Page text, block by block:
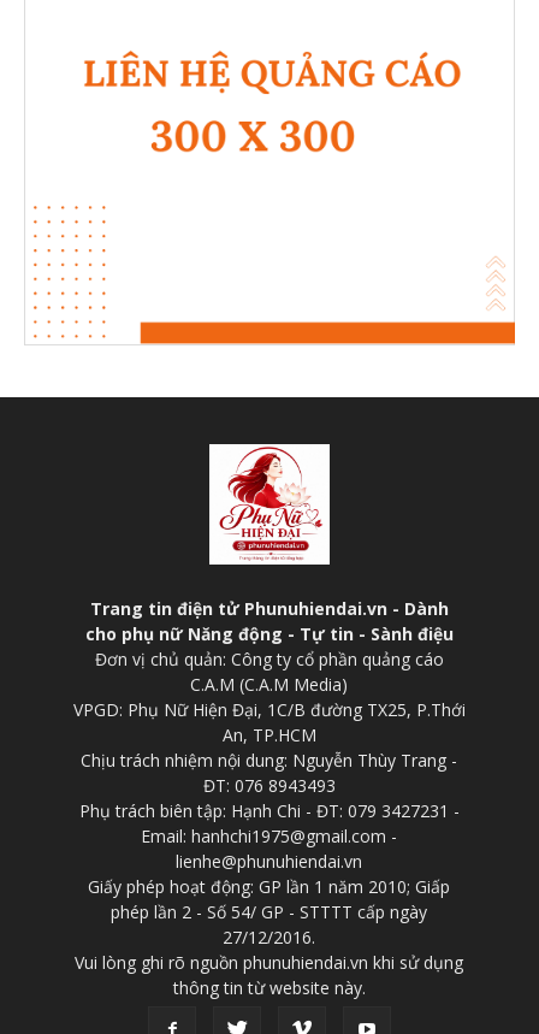
Trang tin điện tử Phunuhiendai.vn - Dành
cho phụ nữ Năng động - Tự tin - Sành điệu
Đơn vị chủ quản: Công ty cổ phần quảng cáo
C.A.M (C.A.M Media)
VPGD: Phụ Nữ Hiện Đại, 1C/B đường TX25, P.Thới
An, TP.HCM
Chịu trách nhiệm nội dung: Nguyễn Thùy Trang -
ĐT: 076 8943493
Phụ trách biên tập: Hạnh Chi - ĐT: 079 3427231 -
Email: hanhchi1975@gmail.com -
lienhe@phunuhiendai.vn
Giấy phép hoạt động: GP lần 1 năm 2010; Giấp
phép lần 2 - Số 54/ GP - STTTT cấp ngày
27/12/2016.
Vui lòng ghi rõ nguồn phunuhiendai.vn khi sử dụng
thông tin từ website này.